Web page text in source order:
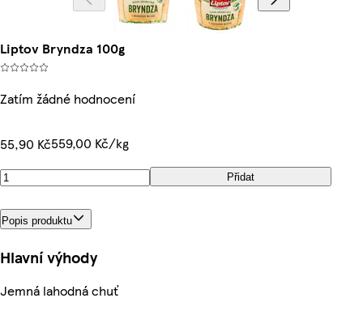
Liptov Bryndza 100g
Zatím žádné hodnocení
55,90 Kč559,00 Kč/kg
Přidat
Popis produktu
Hlavní výhody
Jemná lahodná chuť